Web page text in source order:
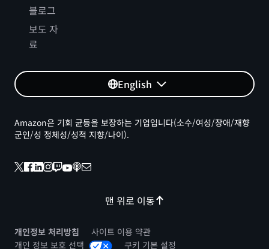
블로그
보도 자
료
English
맨 위로 이동
Amazon은 기회 균등을 보장하는 기업입니다(소수/여성/장애/재향
군인/성 정체성/성적 지향/나이).
개인정보 처리방침
사이트 이용 약관
개인 정보 보호 선택
쿠키 기본 설정